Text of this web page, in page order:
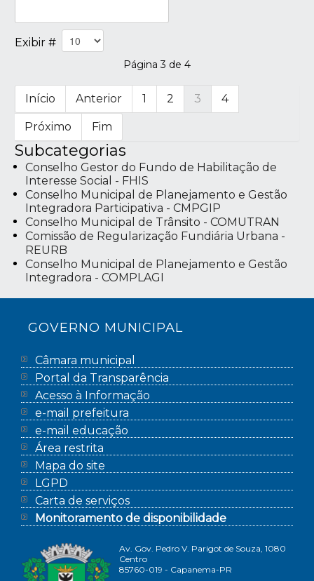
Exibir #
Página 3 de 4
Início Anterior 1 2 3 4
Próximo Fim
Subcategorias
Conselho Gestor do Fundo de Habilitação de
Interesse Social - FHIS
Conselho Municipal de Planejamento e Gestão
Integradora Participativa - CMPGIP
Conselho Municipal de Trânsito - COMUTRAN
Comissão de Regularização Fundiária Urbana -
REURB
Conselho Municipal de Planejamento e Gestão
Integradora - COMPLAGI
GOVERNO MUNICIPAL
Câmara municipal
Portal da Transparência
Acesso à Informação
e-mail prefeitura
e-mail educação
Área restrita
Mapa do site
LGPD
Carta de serviços
Monitoramento de disponibilidade
Av. Gov. Pedro V. Parigot de Souza, 1080
Centro
85760-019 - Capanema-PR